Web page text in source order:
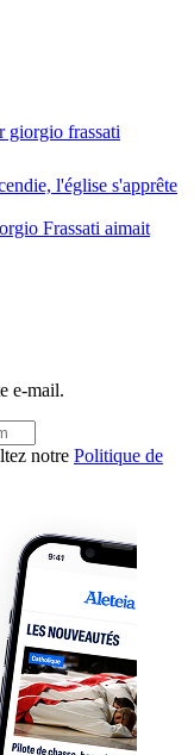
giorgio frassati
l'église s'apprête
Frassati aimait
e-mail.
notre Politique de